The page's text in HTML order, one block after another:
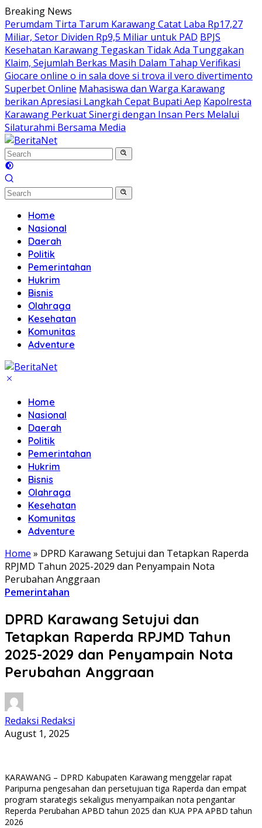
Skip
to
content
Breaking News
Perumdam Tirta Tarum Karawang Catat Laba Rp17,27
Miliar, Setor Dividen Rp9,5 Miliar untuk PAD BPJS
Kesehatan Karawang Tegaskan Tidak Ada Tunggakan
Klaim, Sejumlah Berkas Masih Dalam Tahap Verifikasi
Giocare online o in sala dove si trova il vero divertimento
Superbet Online Mahasiswa dan Warga Karawang
berikan Apresiasi Langkah Cepat Bupati Aep Kapolresta
Karawang Perkuat Sinergi dengan Insan Pers Melalui
Silaturahmi Bersama Media
Home
Nasional
Daerah
Politik
Pemerintahan
Hukrim
Bisnis
Olahraga
Kesehatan
Komunitas
Adventure
Home
Nasional
Daerah
Politik
Pemerintahan
Hukrim
Bisnis
Olahraga
Kesehatan
Komunitas
Adventure
Home » DPRD Karawang Setujui dan Tetapkan Raperda
RPJMD Tahun 2025-2029 dan Penyampain Nota
Perubahan Anggraan
Pemerintahan
DPRD Karawang Setujui dan
Tetapkan Raperda RPJMD Tahun
2025-2029 dan Penyampain Nota
Perubahan Anggraan
Redaksi Redaksi
August 1, 2025
KARAWANG – DPRD Kabupaten Karawang menggelar rapat
Paripurna pengesahan dan persetujuan tiga Raperda dan empat
program starategis sekaligus menyampaikan nota pengantar
Reperda Perubahan APBD tahun 2025 dan KUA PPA APBD tahun
2026